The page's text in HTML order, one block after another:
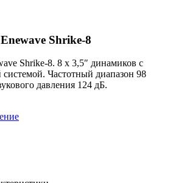
Shrike-8
Shrike-8. 8 x 3,5″ динамиков с
Частотный диапазон 98
давления 124 дБ.